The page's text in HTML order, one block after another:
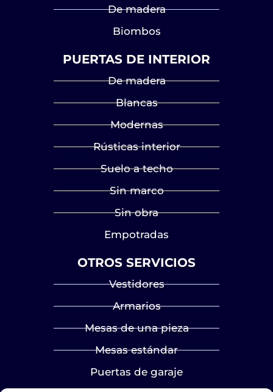
De madera
Biombos
PUERTAS DE INTERIOR
De madera
Blancas
Modernas
Rústicas interior
Suelo a techo
Sin marco
Sin obra
Empotradas
OTROS SERVICIOS
Vestidores
Armarios
Mesas de una pieza
Mesas estándar
Puertas de garaje